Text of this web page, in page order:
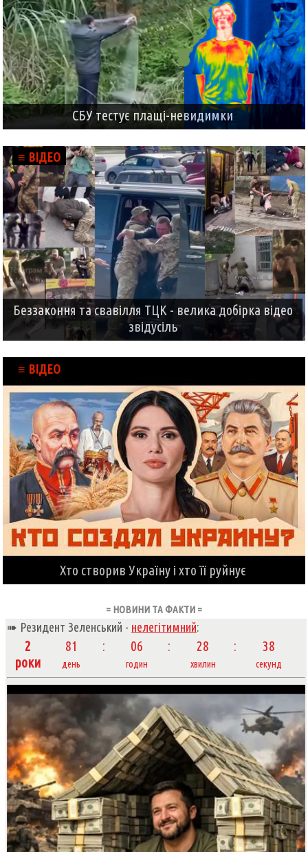
СБУ тестує плащі-невидимки
≡ ВІДЕО
Беззаконня та свавілля ТЦК - велика добірка відео
звідусіль
≡ ВІДЕО
Хто створив Україну і хто її руйнує
= НОВИНИ ТА ФАКТИ =
➠ Резидент Зеленський - нелегітимний:
2
роки
81 06 28 39